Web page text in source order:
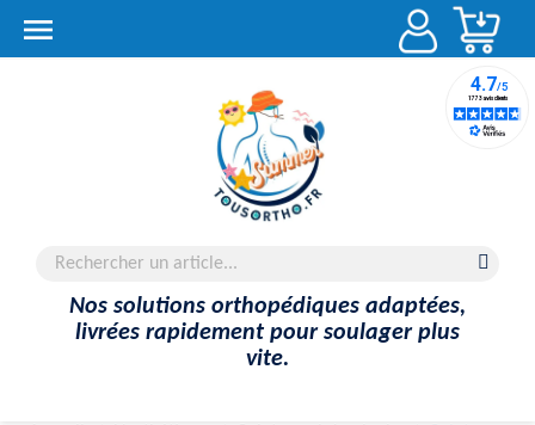

Nos solutions orthopédiques adaptées,
livrées rapidement pour soulager plus
vite.